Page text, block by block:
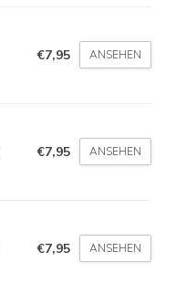
€7,95 ANSEHEN
€7,95 ANSEHEN
€7,95 ANSEHEN